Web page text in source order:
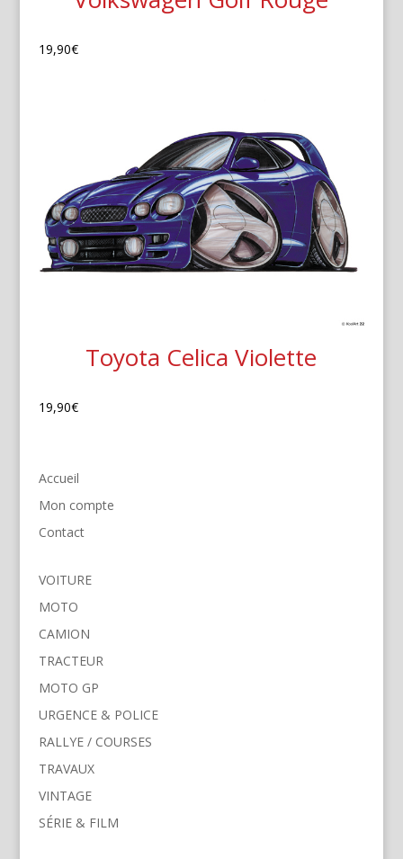
19,90€
Toyota Celica Violette
19,90€
Accueil
Mon compte
Contact
VOITURE
MOTO
CAMION
TRACTEUR
MOTO GP
URGENCE & POLICE
RALLYE / COURSES
TRAVAUX
VINTAGE
SÉRIE & FILM